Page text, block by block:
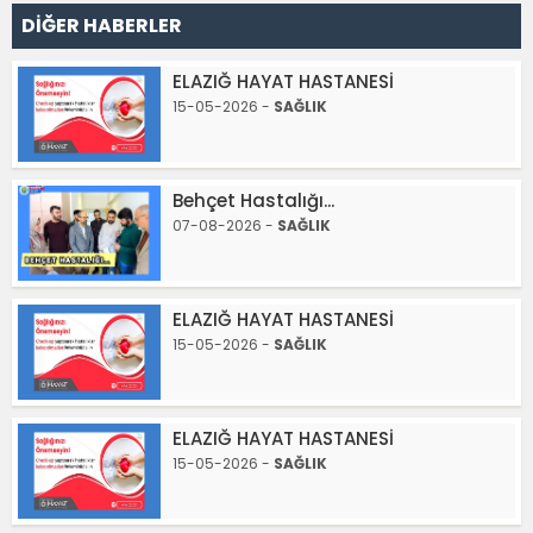
DİĞER HABERLER
ELAZIĞ HAYAT HASTANESİ
15-05-2026 - SAĞLIK
Behçet Hastalığı...
07-08-2026 - SAĞLIK
ELAZIĞ HAYAT HASTANESİ
15-05-2026 - SAĞLIK
ELAZIĞ HAYAT HASTANESİ
15-05-2026 - SAĞLIK